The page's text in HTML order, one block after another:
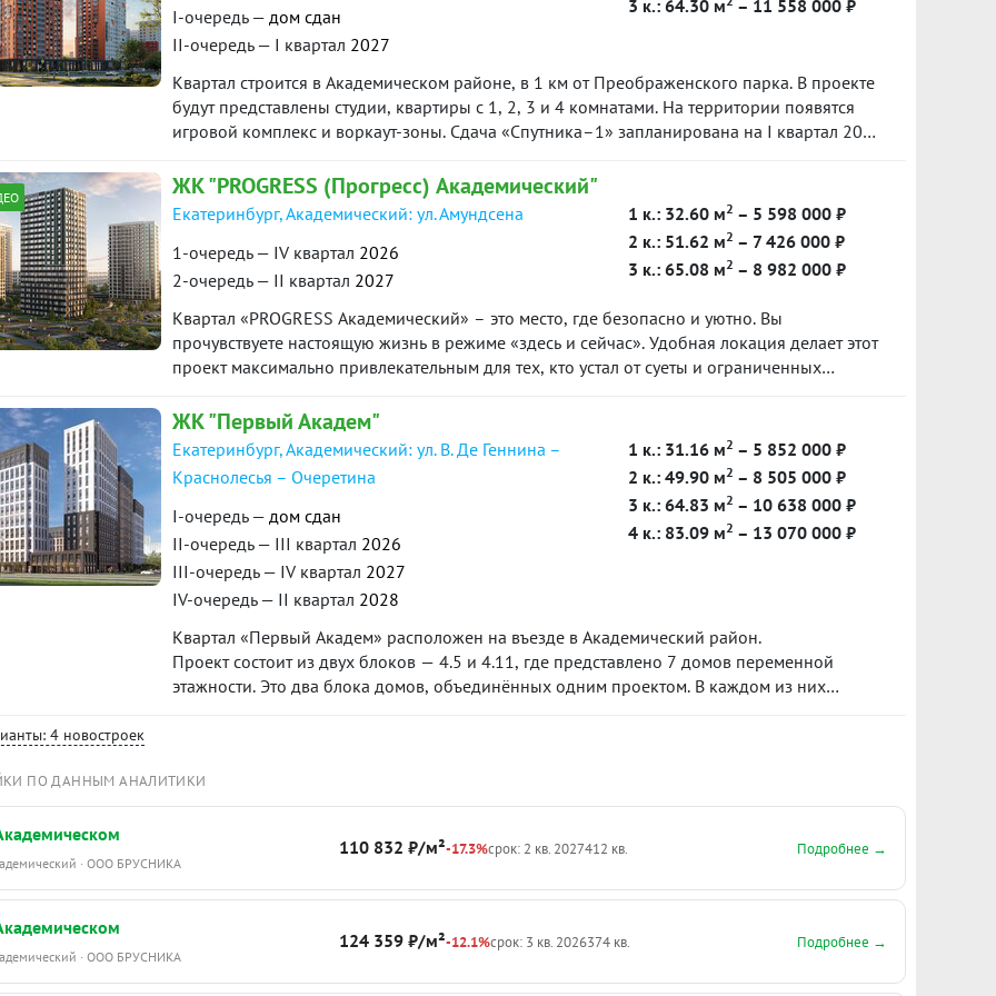
I-очередь — дом сдан
II-очередь — I квартал 2027
3 к.: 64.30 м – 11 558 000 ₽
Квартал строится в Академическом районе, в 1 км от Преображенского парка. В проекте
будут представлены студии, квартиры с 1, 2, 3 и 4 комнатами. На территории появятся
игровой комплекс и воркаут-зоны. Сдача «Спутника–1» запланирована на I квартал 2025
ЖК "PROGRESS (Прогресс) Академический"
Екатеринбург, Академический: ул. Амундсена
1-очередь — IV квартал 2026
2-очередь — II квартал 2027
1 к.: 32.60 м2 – 5 598 000 ₽
2 к.: 51.62 м2 – 7 426 000 ₽
3 к.: 65.08 м2 – 8 982 000 ₽
Квартал «PROGRESS Академический» – это место, где безопасно и уютно. Вы
прочувствуете настоящую жизнь в режиме «здесь и сейчас». Удобная локация делает этот
проект максимально привлекательным для тех, кто устал от суеты и ограниченных
уникальное экологически чистое окружение.
ЖК "Первый Академ"
Екатеринбург, Академический: ул. В. Де Геннина –
Краснолесья – Очеретина
I-очередь — дом сдан
II-очередь — III квартал 2026
III-очередь — IV квартал 2027
IV-очередь — II квартал 2028
1 к.: 31.16 м2 – 5 852 000 ₽
2 к.: 49.90 м2 – 8 505 000 ₽
3 к.: 64.83 м2 – 10 638 000 ₽
4 к.: 83.09 м2 – 13 070 000 ₽
Квартал «Первый Академ» расположен на въезде в Академический район.
Проект состоит из двух блоков — 4.5 и 4.11, где представлено 7 домов переменной
этажности. Это два блока домов, объединённых одним проектом. В каждом из них
4 новостроек
ПО ДАННЫМ АНАЛИТИКИ
· ООО БРУСНИКА
110 832 ₽/м²-17.3%срок: 2 кв. 2027412 кв. Подробнее →
· ООО БРУСНИКА
124 359 ₽/м²-12.1%срок: 3 кв. 2026374 кв. Подробнее →